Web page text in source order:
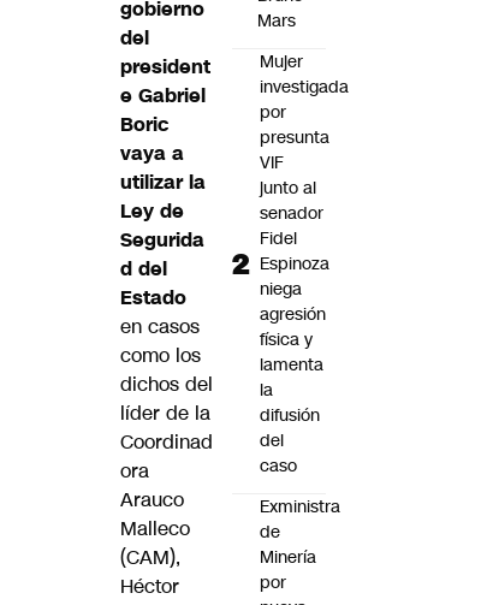
gobierno
del
president
e Gabriel
Boric
vaya a
utilizar la
Ley de
Segurida
d del
Estado
en casos
como los
dichos del
líder de la
Coordinad
ora
Arauco
Malleco
(CAM),
Héctor
Mars
Mujer
investigada
por
presunta
VIF
junto al
senador
Fidel
Espinoza
niega
agresión
física y
lamenta
la
difusión
del
caso
Exministra
de
Minería
por